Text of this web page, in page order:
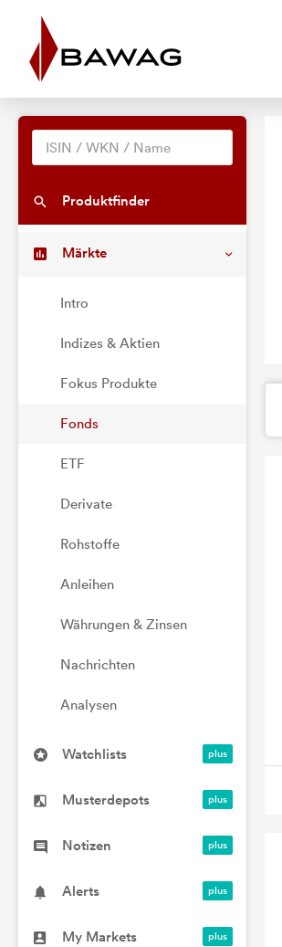
Produktfinder
Märkte
Intro
Indizes & Aktien
Fokus Produkte
Fonds
ETF
Derivate
Rohstoffe
Anleihen
Währungen & Zinsen
Nachrichten
Analysen
Watchlists
Musterdepots
Notizen
Alerts
My Markets